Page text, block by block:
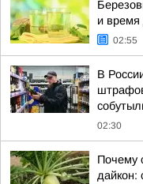
и время
02:55
В
02:30
Почему
дайкон: